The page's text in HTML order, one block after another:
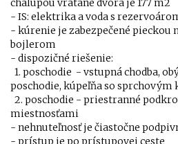
chalupou vrátane dvora je 177 m2
- IS: elektrika a voda s
- kúrenie je zabezpečené pieckou
bojlerom
- dispozičné riešenie:
1. poschodie - vstupná chodba,
poschodie, kúpeľňa so sprchovým
2. poschodie - priestranné
miestnosťami
- nehnuteľnosť je čiastočne
- prístup je po prístupovej ceste